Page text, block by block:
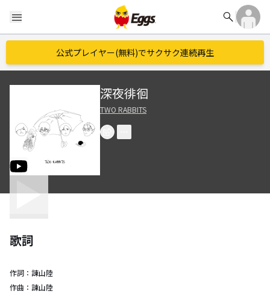
menu search
公式プレイヤー(無料)でサクサク連続再生
深夜徘徊
TWO RABBITS
歌詞
作詞： 諌山陸
作曲： 諌山陸